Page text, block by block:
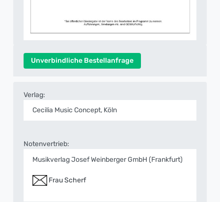
Unverbindliche Bestellanfrage
Verlag:
Cecilia Music Concept, Köln
Notenvertrieb:
Musikverlag Josef Weinberger GmbH (Frankfurt)
Frau Scherf